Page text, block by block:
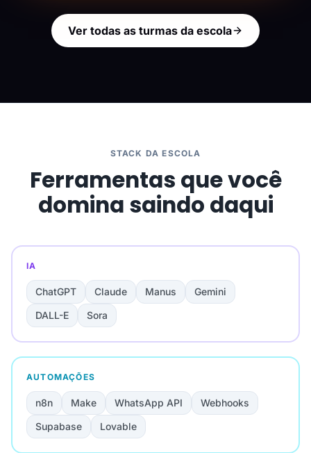
Ver todas as turmas da escola
STACK DA ESCOLA
Ferramentas que você
domina saindo daqui
IA
ChatGPT Claude Manus
Gemini
DALL-E
Sora
AUTOMAÇÕES
n8n Make WhatsApp API
Webhooks
Supabase
Lovable